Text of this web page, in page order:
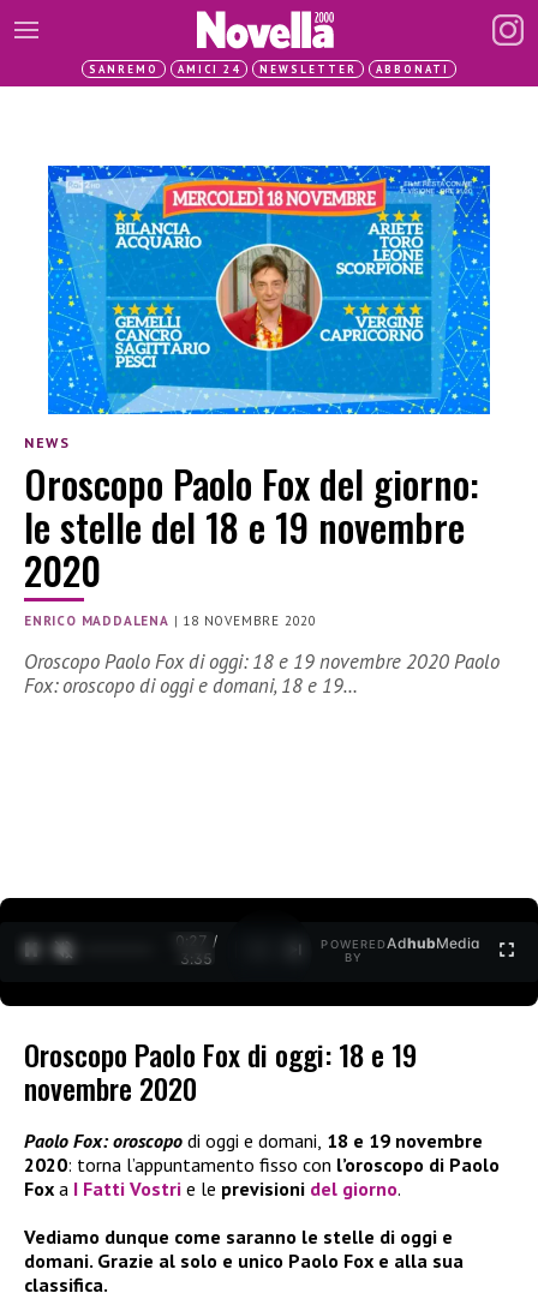
SANREMO AMICI 24 NEWSLETTER ABBONATI
NEWS
Oroscopo Paolo Fox del giorno:
le stelle del 18 e 19 novembre
2020
ENRICO MADDALENA | 18 NOVEMBRE 2020
Oroscopo Paolo Fox di oggi: 18 e 19 novembre 2020 Paolo
Fox: oroscopo di oggi e domani, 18 e 19…
0:27 /
3:35
POWERED
BY
AdhubMedia
Oroscopo Paolo Fox di oggi: 18 e 19
novembre 2020
Paolo Fox: oroscopo di oggi e domani, 18 e 19 novembre
2020: torna l’appuntamento fisso con l’oroscopo di Paolo
Fox a I Fatti Vostri e le previsioni del giorno.
Vediamo dunque come saranno le stelle di oggi e
domani. Grazie al solo e unico Paolo Fox e alla sua
classifica.